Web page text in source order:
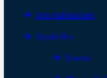
Om Kulinarium
Opskrifter
$name